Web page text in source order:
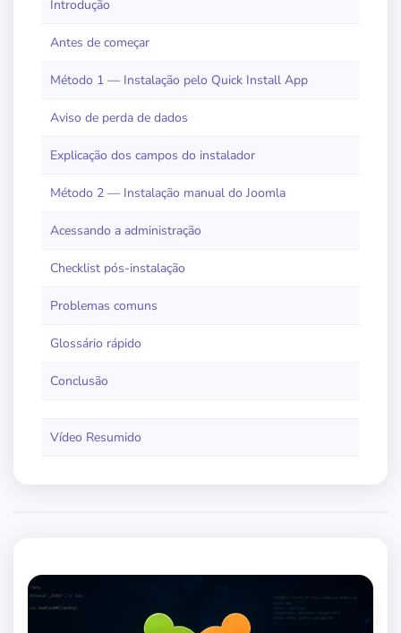
Introdução
Antes de começar
Método 1 — Instalação pelo Quick Install App
Aviso de perda de dados
Explicação dos campos do instalador
Método 2 — Instalação manual do Joomla
Acessando a administração
Checklist pós-instalação
Problemas comuns
Glossário rápido
Conclusão
Vídeo Resumido